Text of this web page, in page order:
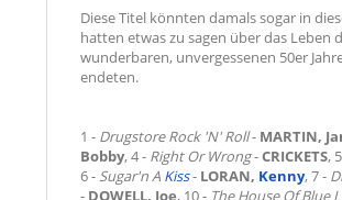
Diese Titel könnten damals sogar in
hatten etwas zu sagen über das Leben
wunderbaren, unvergessenen 50er
endeten.
1 - Drugstore Rock 'N' Roll- MARTIN,
Bobby, 4 - Right Or Wrong-CRICKETS,
6 - Sugar'n A Kiss- LORAN, Kenny, 7 -
- DOWELL, Joe, 10 - The House Of Blue